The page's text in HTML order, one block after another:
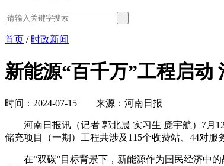
首页 / 时政新闻
新能源“百千万”工程启动
时间：2024-07-15 来源：河南日报
河南日报讯（记者 郭北晨 实习生 庞宇航）7月12
储充项目（一期）工程共涉及115个收费站、44对
在“双碳”目标背景下，新能源作为国民经济中的